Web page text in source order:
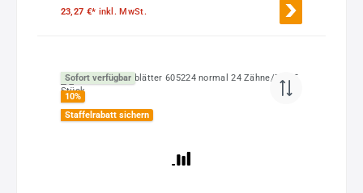
23,27 €* inkl. MwSt.
Sofort verfügbar
10%
Staffelrabatt sichern